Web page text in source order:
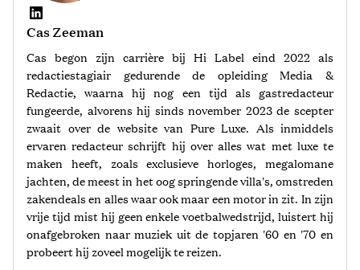
Cas Zeeman
Cas begon zijn carrière bij Hi Label eind 2022 als
redactiestagiair gedurende de opleiding Media &
Redactie, waarna hij nog een tijd als gastredacteur
fungeerde, alvorens hij sinds november 2023 de scepter
zwaait over de website van Pure Luxe. Als inmiddels
ervaren redacteur schrijft hij over alles wat met luxe te
maken heeft, zoals exclusieve horloges, megalomane
jachten, de meest in het oog springende villa's, omstreden
zakendeals en alles waar ook maar een motor in zit. In zijn
vrije tijd mist hij geen enkele voetbalwedstrijd, luistert hij
onafgebroken naar muziek uit de topjaren '60 en '70 en
probeert hij zoveel mogelijk te reizen.